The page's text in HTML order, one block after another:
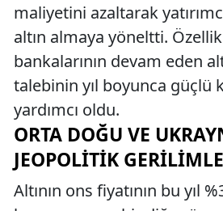
maliyetini azaltarak
altın almaya yöneltti.
bankalarının devam eden
talebinin yıl boyunca güçlü
yardımcı oldu.
ORTA DOĞU VE
JEOPOLITIK
Altının ons fiyatının bu yıl